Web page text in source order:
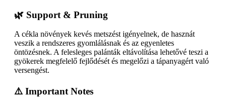
🌿 Support & Pruning
A cékla növények kevés metszést igényelnek, de hasznát
veszik a rendszeres gyomlálásnak és az egyenletes
öntözésnek. A felesleges palánták eltávolítása lehetővé teszi a
gyökerek megfelelő fejlődését és megelőzi a tápanyagért való
versengést.
⚠️ Important Notes